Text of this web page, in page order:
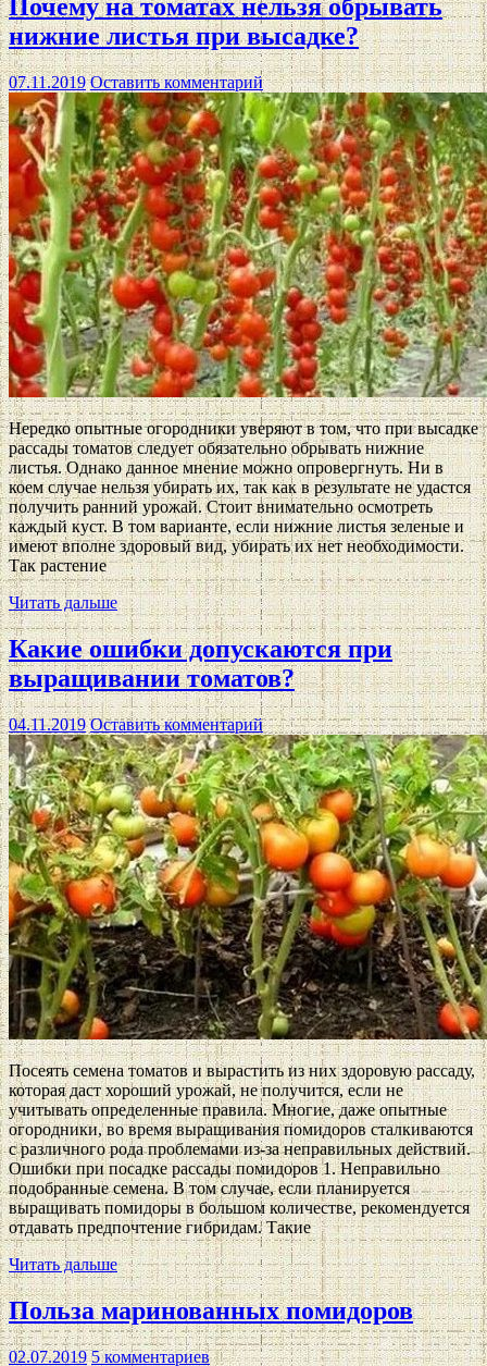
Почему на томатах нельзя обрывать
нижние листья при высадке?
07.11.2019 Оставить комментарий
Нередко опытные огородники уверяют в том, что при высадке
рассады томатов следует обязательно обрывать нижние
листья. Однако данное мнение можно опровергнуть. Ни в
коем случае нельзя убирать их, так как в результате не удастся
получить ранний урожай. Стоит внимательно осмотреть
каждый куст. В том варианте, если нижние листья зеленые и
имеют вполне здоровый вид, убирать их нет необходимости.
Так растение
Читать дальше
Какие ошибки допускаются при
выращивании томатов?
04.11.2019 Оставить комментарий
Посеять семена томатов и вырастить из них здоровую рассаду,
которая даст хороший урожай, не получится, если не
учитывать определенные правила. Многие, даже опытные
огородники, во время выращивания помидоров сталкиваются
с различного рода проблемами из-за неправильных действий.
Ошибки при посадке рассады помидоров 1. Неправильно
подобранные семена. В том случае, если планируется
выращивать помидоры в большом количестве, рекомендуется
отдавать предпочтение гибридам. Такие
Читать дальше
Польза маринованных помидоров
02.07.2019 5 комментариев